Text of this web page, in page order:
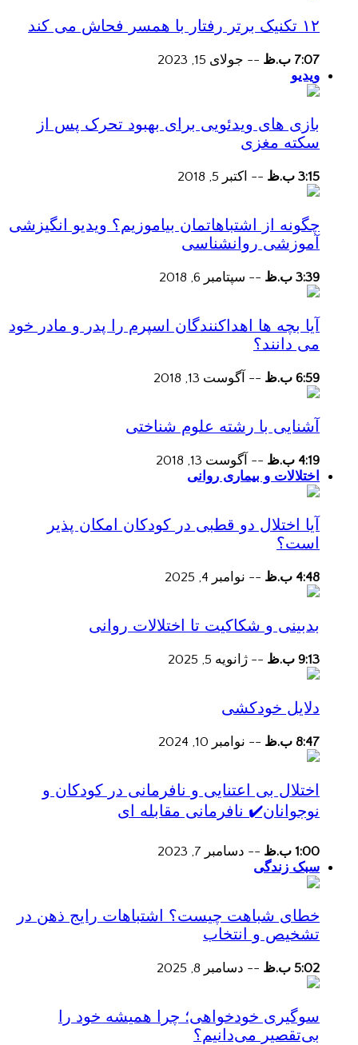
۱۲ تکنیک برتر رفتار با همسر فحاش می کند
7:07 ب.ظ -- جولای 15, 2023
ویدیو
بازی های ویدئویی برای بهبود تحرک پس از
سکته مغزی
3:15 ب.ظ -- اکتبر 5, 2018
چگونه از اشتباهاتمان بیاموزیم؟ ویدیو انگیزشی
آموزشی روانشناسی
3:39 ب.ظ -- سپتامبر 6, 2018
آیا بچه ها اهداکنندگان اسپرم را پدر و مادر خود
می دانند؟
6:59 ب.ظ -- آگوست 13, 2018
آشنایی با رشته علوم شناختی
4:19 ب.ظ -- آگوست 13, 2018
اختلالات و بیماری روانی
آیا اختلال دو قطبی در کودکان امکان پذیر
است؟
4:48 ب.ظ -- نوامبر 4, 2025
بدبینی و شکاکیت تا اختلالات روانی
9:13 ب.ظ -- ژانویه 5, 2025
دلایل خودکشی
8:47 ب.ظ -- نوامبر 10, 2024
اختلال بی اعتنایی و نافرمانی در کودکان و
نوجوانان✔️ نافرمانی مقابله ای
1:00 ب.ظ -- دسامبر 7, 2023
سبک زندگی
خطای شباهت چیست؟ اشتباهات رایج ذهن در
تشخیص و انتخاب
5:02 ب.ظ -- دسامبر 8, 2025
سوگیری خودخواهی؛ چرا همیشه خود را
بی‌تقصیر می‌دانیم؟